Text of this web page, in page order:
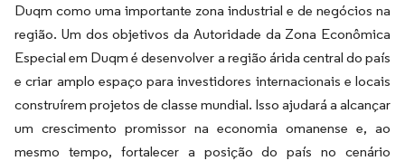
Duqm como uma importante zona industrial e de negócios na
região. Um dos objetivos da Autoridade da Zona Econômica
Especial em Duqm é desenvolver a região árida central do país
e criar amplo espaço para investidores internacionais e locais
construírem projetos de classe mundial. Isso ajudará a alcançar
um crescimento promissor na economia omanense e, ao
mesmo tempo, fortalecer a posição do país no cenário